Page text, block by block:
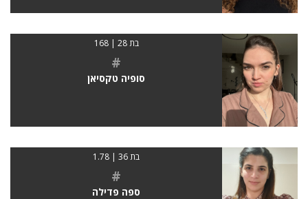
בת 28 | 168
#
סופיה טקסיאן
בת 36 | 1.78
#
ספה פדילה